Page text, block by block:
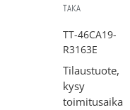
TAKA
TT-46CA19-
R3163E
Tilaustuote,
kysy
toimitusaika